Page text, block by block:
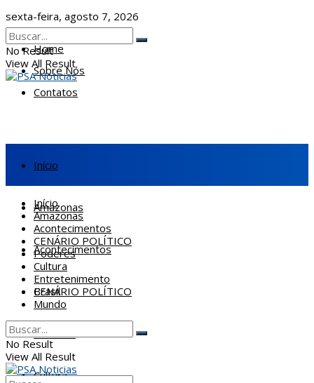
sexta-feira, agosto 7, 2026
Home
Sobre Nós
Contatos
No Result
View All Result
Início
Amazonas
Acontecimentos
CENÁRIO POLÍTICO
Poderes
Cultura
Início
Amazonas
Acontecimentos
CENÁRIO POLÍTICO
Poderes
Cultura
Entretenimento
Brasil
Mundo
No Result
View All Result